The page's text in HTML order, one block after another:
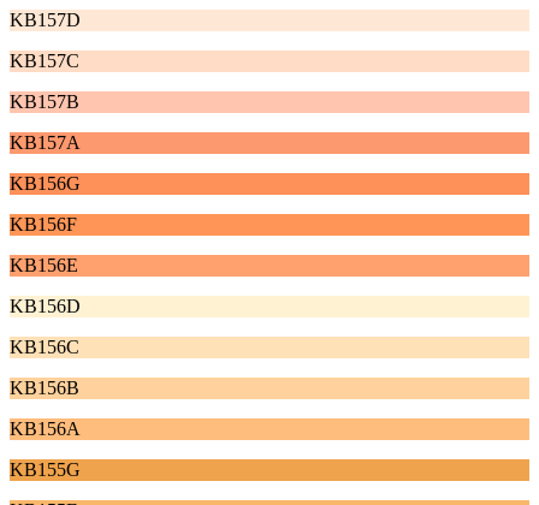
KB157D
KB157C
KB157B
KB157A
KB156G
KB156F
KB156E
KB156D
KB156C
KB156B
KB156A
KB155G